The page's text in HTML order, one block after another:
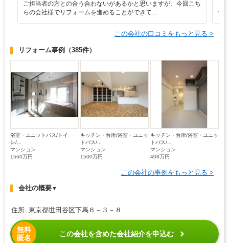
ご担当者の方との合う合わないがあるかと思いますが、今回こち
らの会社様でリフォームを進めることができて…
合
この会社の口コミをもっと見る >
リフォーム事例 （385件）
浴室・ユニットバス/トイ
レ/...
マンション
1560万円
キッチン・台所/浴室・ユニッ
トバス/...
マンション
1500万円
キッチン・台所/浴室・ユニッ
トバス/...
マンション
408万円
この会社の事例をもっと見る >
会社の概要▼
住所 東京都世田谷区下馬６－３－８
無料
匿名
この会社を含めた会社紹介を申込む